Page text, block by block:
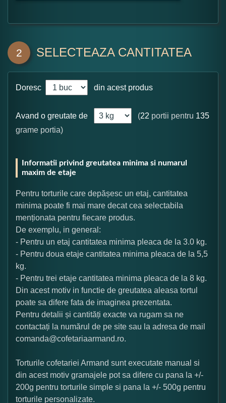
2 SELECTEAZA CANTITATEA
Doresc din acest produs
Avand o greutate de (22 portii pentru 135
grame portia)
Informatii privind greutatea minima si numarul
maxim de etaje
Pentru torturile care depășesc un etaj, cantitatea
minima poate fi mai mare decat cea selectabila
menționata pentru fiecare produs.
De exemplu, in general:
- Pentru un etaj cantitatea minima pleaca de la 3.0 kg.
- Pentru doua etaje cantitatea minima pleaca de la 5,5
kg.
- Pentru trei etaje cantitatea minima pleaca de la 8 kg.
Din acest motiv in functie de greutatea aleasa tortul
poate sa difere fata de imaginea prezentata.
Pentru detalii și cantități exacte va rugam sa ne
contactați la numărul de pe site sau la adresa de mail
comanda@cofetariaarmand.ro.
Torturile cofetariei Armand sunt executate manual si
din acest motiv gramajele pot sa difere cu pana la +/-
200g pentru torturile simple si pana la +/- 500g pentru
torturile personalizate.